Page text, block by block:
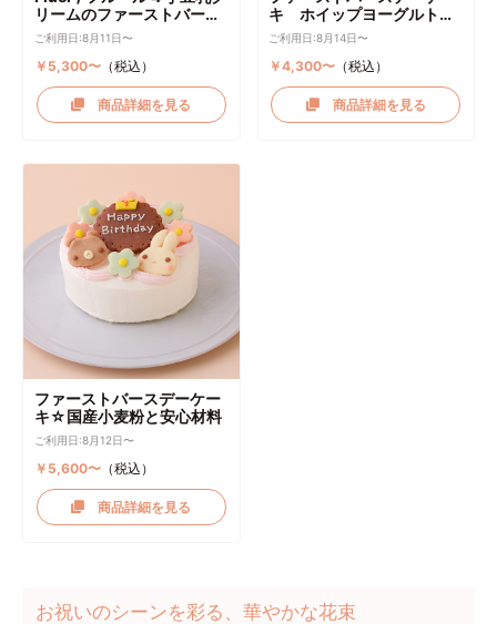
リームのファーストバース
デーケーキ ケーキトッパー
付き
ご利用日:8月11日〜
￥5,300〜（税込）
商品詳細を見る
キ ホイップヨーグルトク
リーム
ご利用日:8月14日〜
￥4,300〜 （税込）
商品詳細を見る
ファーストバースデーケー
キ☆国産小麦粉と安心材料
ご利用日:8月12日〜
￥5,600〜（税込）
商品詳細を見る
お祝いのシーンを彩る、華やかな花束